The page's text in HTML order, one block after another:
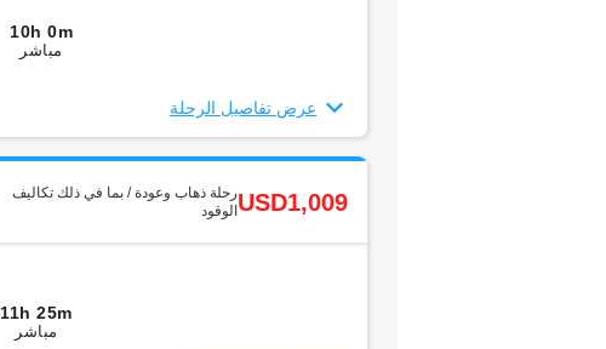
10h 0m
مباشر
عرض تفاصيل الرحلة
رحلة ذهاب وعودة / بما في ذلك تكاليف
الوقودUSD1,009
11h 25m
مباشر